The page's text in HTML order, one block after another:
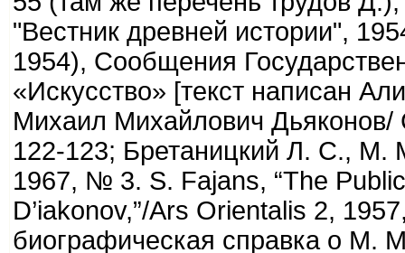
"Вестник древней истории",
1954), Сообщения
«Искусство» [текст написан
Михаил Михайлович
122-123; Бретаницкий Л. С.,
1967, № 3. S. Fajans, “The
D’iakonov,”/Ars Orientalis 2,
биографическая справка о М.